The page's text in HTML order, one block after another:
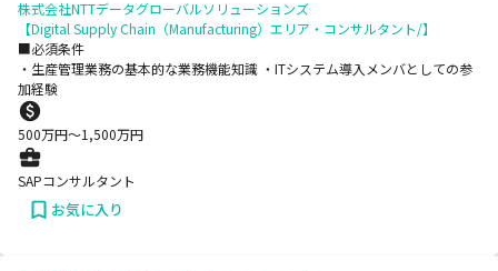
株式会社NTTデータグローバルソリューションズ
【Digital Supply Chain（Manufacturing）エリア・コンサルタント/】
■必須条件
・生産管理業務の基本的な業務機能知識 ・ITシステム導入メンバとしての参
加経験
500万円〜1,500万円
SAPコンサルタント
お気に入り